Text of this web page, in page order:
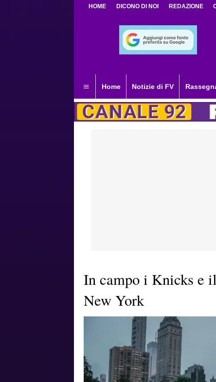
HOME DICONO DI NOI REDAZIONE
Home Notizie di FV
In campo i Knicks e
New York